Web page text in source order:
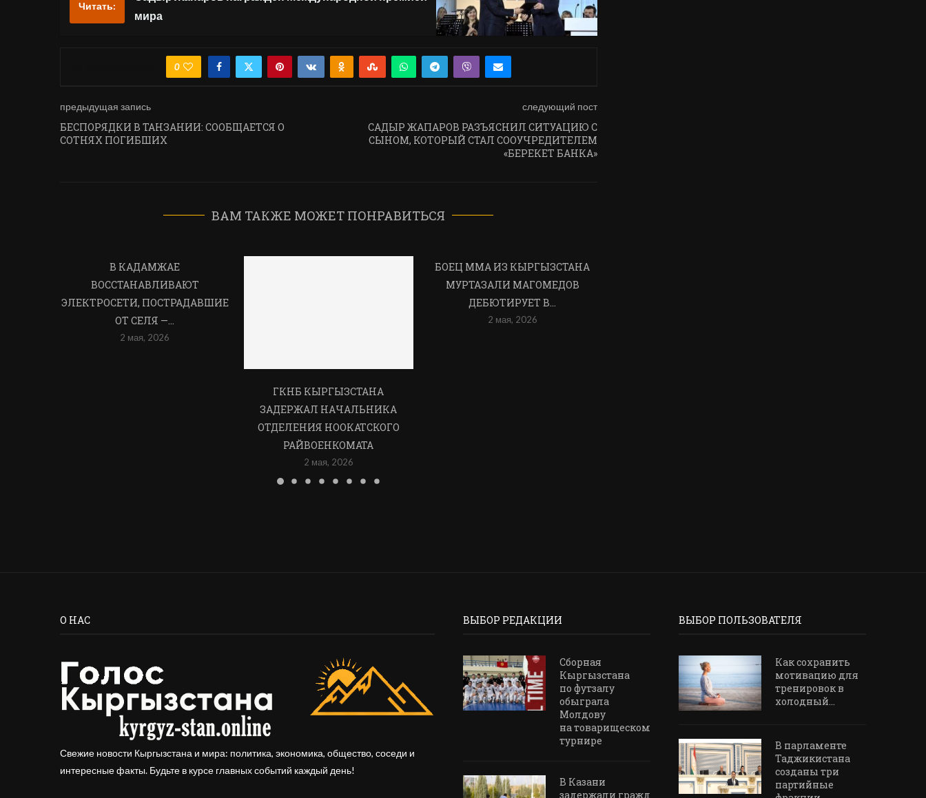
Читать:
мира
0
предыдущая запись
БЕСПОРЯДКИ В ТАНЗАНИИ: СООБЩАЕТСЯ О
СОТНЯХ ПОГИБШИХ
следующий пост
САДЫР ЖАПАРОВ РАЗЪЯСНИЛ СИТУАЦИЮ С
СЫНОМ, КОТОРЫЙ СТАЛ СООУЧРЕДИТЕЛЕМ
«БЕРЕКЕТ БАНКА»
ВАМ ТАКЖЕ МОЖЕТ ПОНРАВИТЬСЯ
В КАДАМЖАЕ
ВОССТАНАВЛИВАЮТ
ЭЛЕКТРОСЕТИ, ПОСТРАДАВШИЕ
ОТ СЕЛЯ —...
2 мая, 2026
ГКНБ КЫРГЫЗСТАНА
ЗАДЕРЖАЛ НАЧАЛЬНИКА
ОТДЕЛЕНИЯ НООКАТСКОГО
РАЙВОЕНКОМАТА
2 мая, 2026
БОЕЦ ММА ИЗ КЫРГЫЗСТАНА
МУРТАЗАЛИ МАГОМЕДОВ
ДЕБЮТИРУЕТ В...
2 мая, 2026
О НАС
Свежие новости Кыргызстана и мира: политика, экономика, общество, соседи и
интересные факты. Будьте в курсе главных событий каждый день!
ВЫБОР РЕДАКЦИИ
Сборная
Кыргызстана
по футзалу
обыграла
Молдову
на товарищеском
турнире
В Казани
задержали гражданина
ВЫБОР ПОЛЬЗОВАТЕЛЯ
Как сохранить
мотивацию для
тренировок в
холодный...
В парламенте
Таджикистана
созданы три
партийные